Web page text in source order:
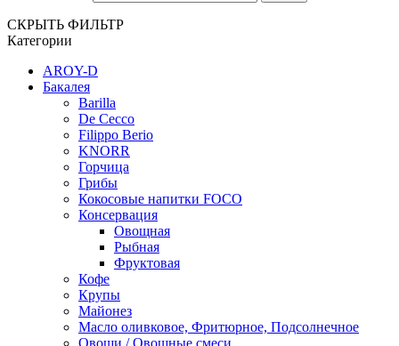
СКРЫТЬ ФИЛЬТР
Категории
AROY-D
Бакалея
Barilla
De Cecco
Filippo Berio
KNORR
Горчица
Грибы
Кокосовые напитки FOCO
Консервация
Овощная
Рыбная
Фруктовая
Кофе
Крупы
Майонез
Масло оливковое, Фритюрное, Подсолнечное